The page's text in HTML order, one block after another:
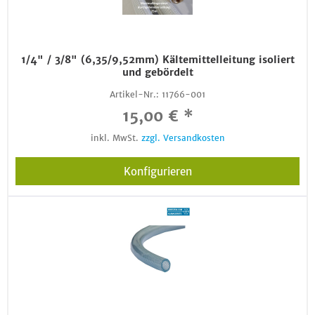
1/4" / 3/8" (6,35/9,52mm) Kältemittelleitung isoliert
und gebördelt
Artikel-Nr.: 11766-001
15,00 € *
inkl. MwSt. zzgl. Versandkosten
Konfigurieren